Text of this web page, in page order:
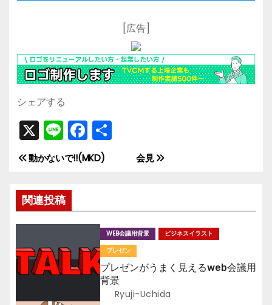
[広告]
シェアする
X Li
n
e
F
a
c
b
o
o
k
共
投
稿
ナ
ビ
ゲ
会見
動かないで!!(MKD)
関連投稿
WEB会議用背景
ビジネスイラスト
プレゼン
プレゼンがうまく見えるweb会議用
背景
Ryuji-Uchida